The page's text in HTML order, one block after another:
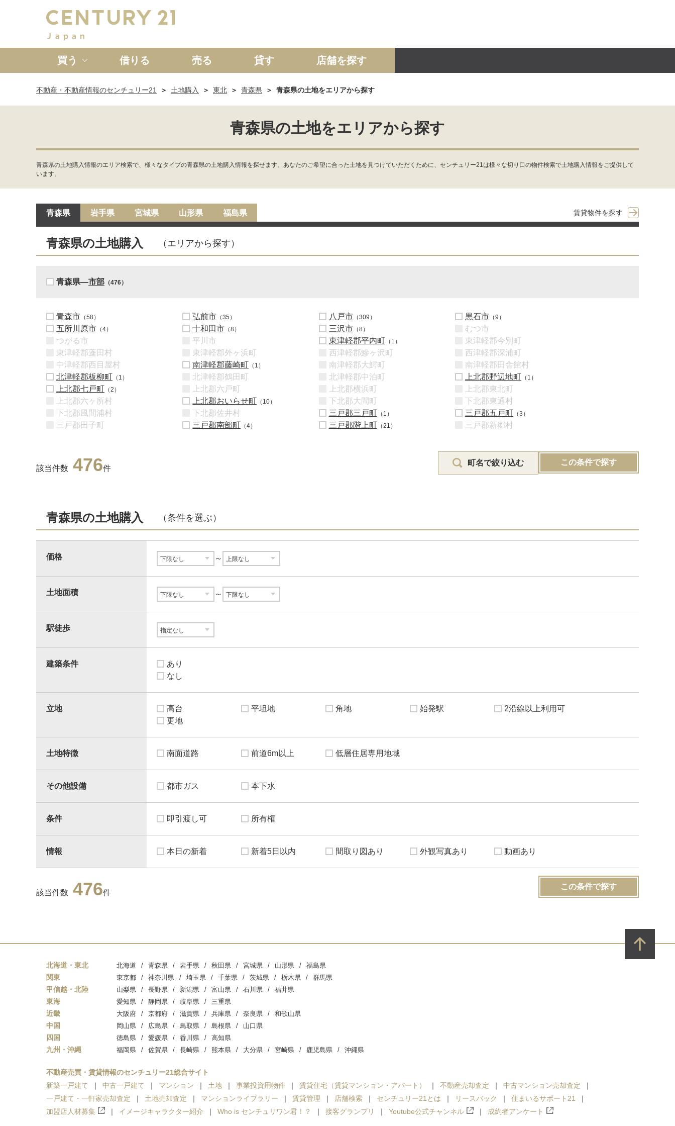
買う
新築一戸建て 中古一戸建て マンション 土地
借りる 売る 貸す 店舗を探す
不動産・不動産情報のセンチュリー21 土地購入 東北 青森県 青森県の土地をエリアから探す
青森県の土地をエリアから探す
青森県の土地購入情報のエリア検索で、様々なタイプの青森県の土地購入情報を探せます。あなたのご希望に合った土地を見つけていただくために、センチュリー21は様々な切り口の物件検索で土地購入情報をご提供して
います。
青森県 岩手県 宮城県 山形県 福島県 賃貸物件を探す
青森県の土地購入 （エリアから探す）
青森県―市部 （476）
青森市 （58） 弘前市 （35） 八戸市 （309） 黒石市 （9）
五所川原市 （4） 十和田市 （8） 三沢市 （8）
むつ市
つがる市
平川市 東津軽郡平内町 （1）
東津軽郡今別町
東津軽郡蓬田村
東津軽郡外ヶ浜町 西津軽郡鰺ヶ沢町
西津軽郡深浦町
中津軽郡西目屋村
南津軽郡藤崎町 （1） 南津軽郡大鰐町
南津軽郡田舎館村
北津軽郡板柳町 （1） 北津軽郡鶴田町 北津軽郡中泊町 上北郡野辺地町 （1）
上北郡七戸町 （2） 上北郡六戸町 上北郡横浜町
上北郡東北町
上北郡六ヶ所村
上北郡おいらせ町 （10） 下北郡大間町
下北郡東通村
下北郡風間浦村
下北郡佐井村 三戸郡三戸町 （1） 三戸郡五戸町 （3）
三戸郡田子町 三戸郡南部町 （4） 三戸郡階上町 （21） 三戸郡新郷村
該当件数 476件
町名で絞り込む この条件で探す
青森県の土地購入 （条件を選ぶ）
価格 ～
土地面積 ～
駅徒歩
建築条件
あり
なし
立地 高台 平坦地 角地 始発駅
2沿線以上利用可
更地
土地特徴 南面道路 前道6m以上 低層住居専用地域
その他設備 都市ガス 本下水
条件 即引渡し可 所有権
情報 本日の新着 新着5日以内 間取り図あり 外観写真あり 動画あり
該当件数 476件
この条件で探す
北海道・東北 北海道 青森県 岩手県 秋田県 宮城県 山形県 福島県
関東 東京都 神奈川県 埼玉県 千葉県 茨城県 栃木県 群馬県
甲信越・北陸 山梨県 長野県 新潟県 富山県 石川県 福井県
東海 愛知県 静岡県 岐阜県 三重県
近畿 大阪府 京都府 滋賀県 兵庫県 奈良県 和歌山県
中国 岡山県 広島県 鳥取県 島根県 山口県
四国 徳島県 愛媛県 香川県 高知県
九州・沖縄 福岡県 佐賀県 長崎県 熊本県 大分県 宮崎県 鹿児島県 沖縄県
不動産売買・賃貸情報のセンチュリー21総合サイト
新築一戸建て
中古一戸建て マンション 土地 事業投資用物件 賃貸住宅（賃貸マンション・アパート） 不動産売却査定
中古マンション売却査定
一戸建て・一軒家売却査定
土地売却査定 マンションライブラリー 賃貸管理 店舗検索 センチュリー21とは リースバック
住まいるサポート21
加盟店人材募集
イメージキャラクター紹介 Who is センチュリワン君！？ 接客グランプリ Youtube公式チャンネル 成約者アンケート